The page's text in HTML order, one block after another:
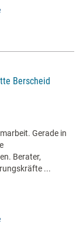
Berscheid
Gerade in
Berater,
...